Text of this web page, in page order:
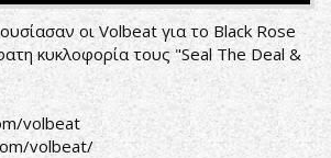
οι Volbeat για το Black Rose
κυκλοφορία τους "Seal The Deal &
volbeat
volbeat/